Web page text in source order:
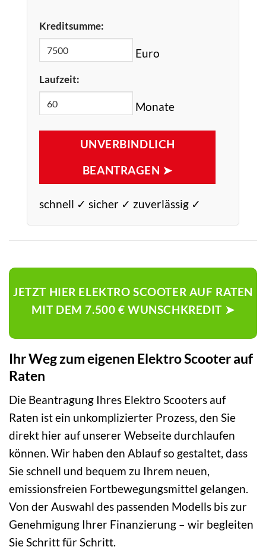
Kreditsumme:
Euro
Laufzeit:
Monate
UNVERBINDLICH
BEANTRAGEN ➤
schnell ✓ sicher ✓ zuverlässig ✓
JETZT HIER ELEKTRO SCOOTER AUF RATEN
MIT DEM 7.500 € WUNSCHKREDIT ➤
Ihr Weg zum eigenen Elektro Scooter auf
Raten
Die Beantragung Ihres Elektro Scooters auf
Raten ist ein unkomplizierter Prozess, den Sie
direkt hier auf unserer Webseite durchlaufen
können. Wir haben den Ablauf so gestaltet, dass
Sie schnell und bequem zu Ihrem neuen,
emissionsfreien Fortbewegungsmittel gelangen.
Von der Auswahl des passenden Modells bis zur
Genehmigung Ihrer Finanzierung – wir begleiten
Sie Schritt für Schritt.